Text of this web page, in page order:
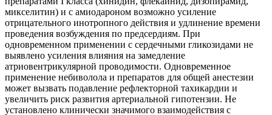
микселитин) и с амиодароном возможно усиление
отрицательного инотропного действия и удлинение времени
проведения возбуждения по предсердиям. При
одновременном применении с сердечными гликозидами не
выявлено усиления влияния на замедление
атриовентрикулярной проводимости. Одновременное
применение небиволола и препаратов для общей анестезии
может вызвать подавление рефлекторной тахикардии и
увеличить риск развития артериальной гипотензии. Не
установлено клинически значимого взаимодействия с